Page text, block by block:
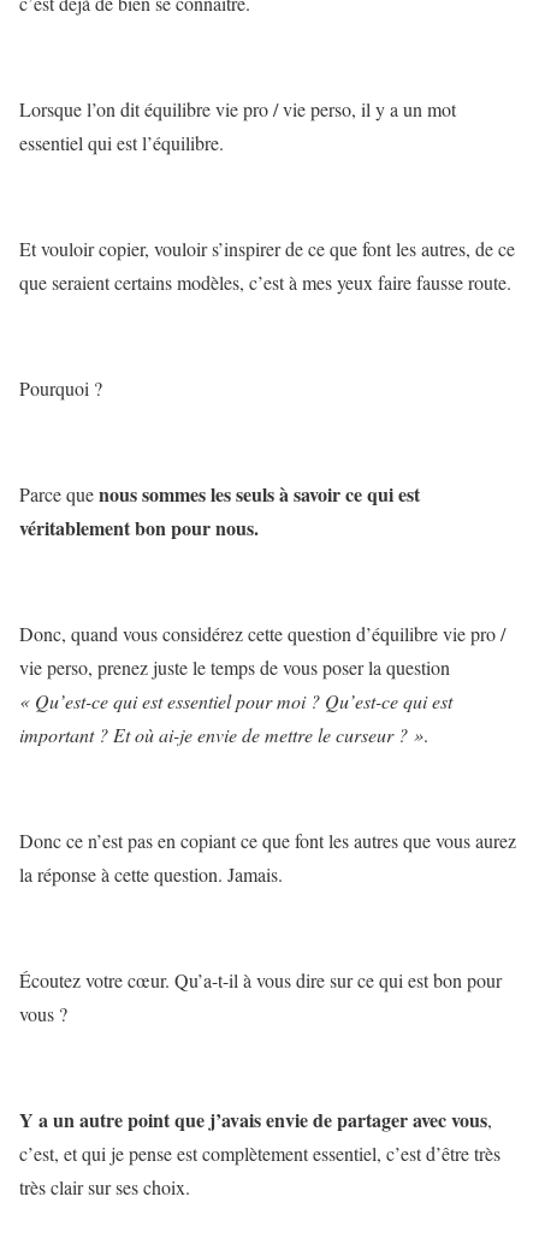
Lorsque l’on dit équilibre vie pro / vie perso, il y a un mot
essentiel qui est l’équilibre.
Et vouloir copier, vouloir s’inspirer de ce que font les autres, de ce
que seraient certains modèles, c’est à mes yeux faire fausse route.
Pourquoi ?
Parce quenous sommes les seuls à savoir ce qui est
véritablement bon pour nous.
Donc, quand vous considérez cette question d’équilibre vie pro /
vie perso, prenez juste le temps de vous poser la question
« Qu’est-ce qui est essentiel pour moi ? Qu’est-ce qui est
important ? Et où ai-je envie de mettre le curseur ? ».
Donc ce n’est pas en copiant ce que font les autres que vous aurez
la réponse à cette question. Jamais.
Écoutez votre cœur. Qu’a-t-il à vous dire sur ce qui est bon pour
vous ?
Y a un autre point que j’avais envie de partager avec vous,
c’est, et qui je pense est complètement essentiel, c’est d’être très
très clair sur ses choix.